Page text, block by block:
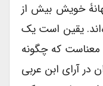
خویش بیش از
یقین است یک
که چگونه
آرای ابن عربی